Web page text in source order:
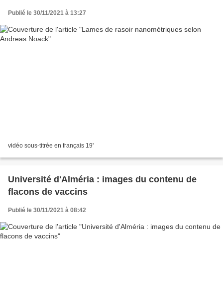
Publié le 30/11/2021 à 13:27
vidéo sous-titrée en français 19'
Université d'Alméria : images du contenu de
flacons de vaccins
Publié le 30/11/2021 à 08:42